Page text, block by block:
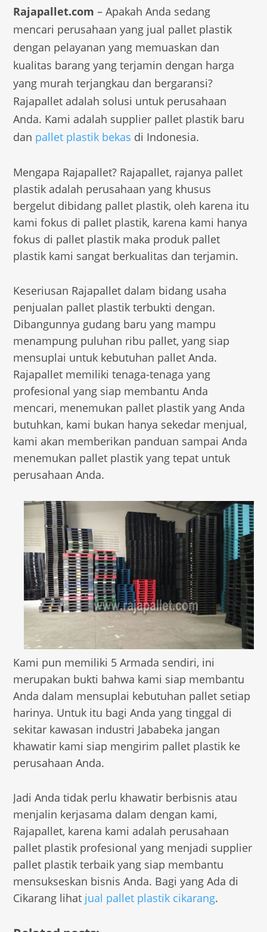
Rajapallet.com – Apakah Anda sedang
mencari perusahaan yang jual pallet plastik
dengan pelayanan yang memuaskan dan
kualitas barang yang terjamin dengan harga
yang murah terjangkau dan bergaransi?
Rajapallet adalah solusi untuk perusahaan
Anda. Kami adalah supplier pallet plastik baru
dan pallet plastik bekas di Indonesia.
Mengapa Rajapallet? Rajapallet, rajanya pallet
plastik adalah perusahaan yang khusus
bergelut dibidang pallet plastik, oleh karena itu
kami fokus di pallet plastik, karena kami hanya
fokus di pallet plastik maka produk pallet
plastik kami sangat berkualitas dan terjamin.
Keseriusan Rajapallet dalam bidang usaha
penjualan pallet plastik terbukti dengan.
Dibangunnya gudang baru yang mampu
menampung puluhan ribu pallet, yang siap
mensuplai untuk kebutuhan pallet Anda.
Rajapallet memiliki tenaga-tenaga yang
profesional yang siap membantu Anda
mencari, menemukan pallet plastik yang Anda
butuhkan, kami bukan hanya sekedar menjual,
kami akan memberikan panduan sampai Anda
menemukan pallet plastik yang tepat untuk
perusahaan Anda.
Kami pun memiliki 5 Armada sendiri, ini
merupakan bukti bahwa kami siap membantu
Anda dalam mensuplai kebutuhan pallet setiap
harinya. Untuk itu bagi Anda yang tinggal di
sekitar kawasan industri Jababeka jangan
khawatir kami siap mengirim pallet plastik ke
perusahaan Anda.
Jadi Anda tidak perlu khawatir berbisnis atau
menjalin kerjasama dalam dengan kami,
Rajapallet, karena kami adalah perusahaan
pallet plastik profesional yang menjadi supplier
pallet plastik terbaik yang siap membantu
mensukseskan bisnis Anda. Bagi yang Ada di
Cikarang lihat jual pallet plastik cikarang.